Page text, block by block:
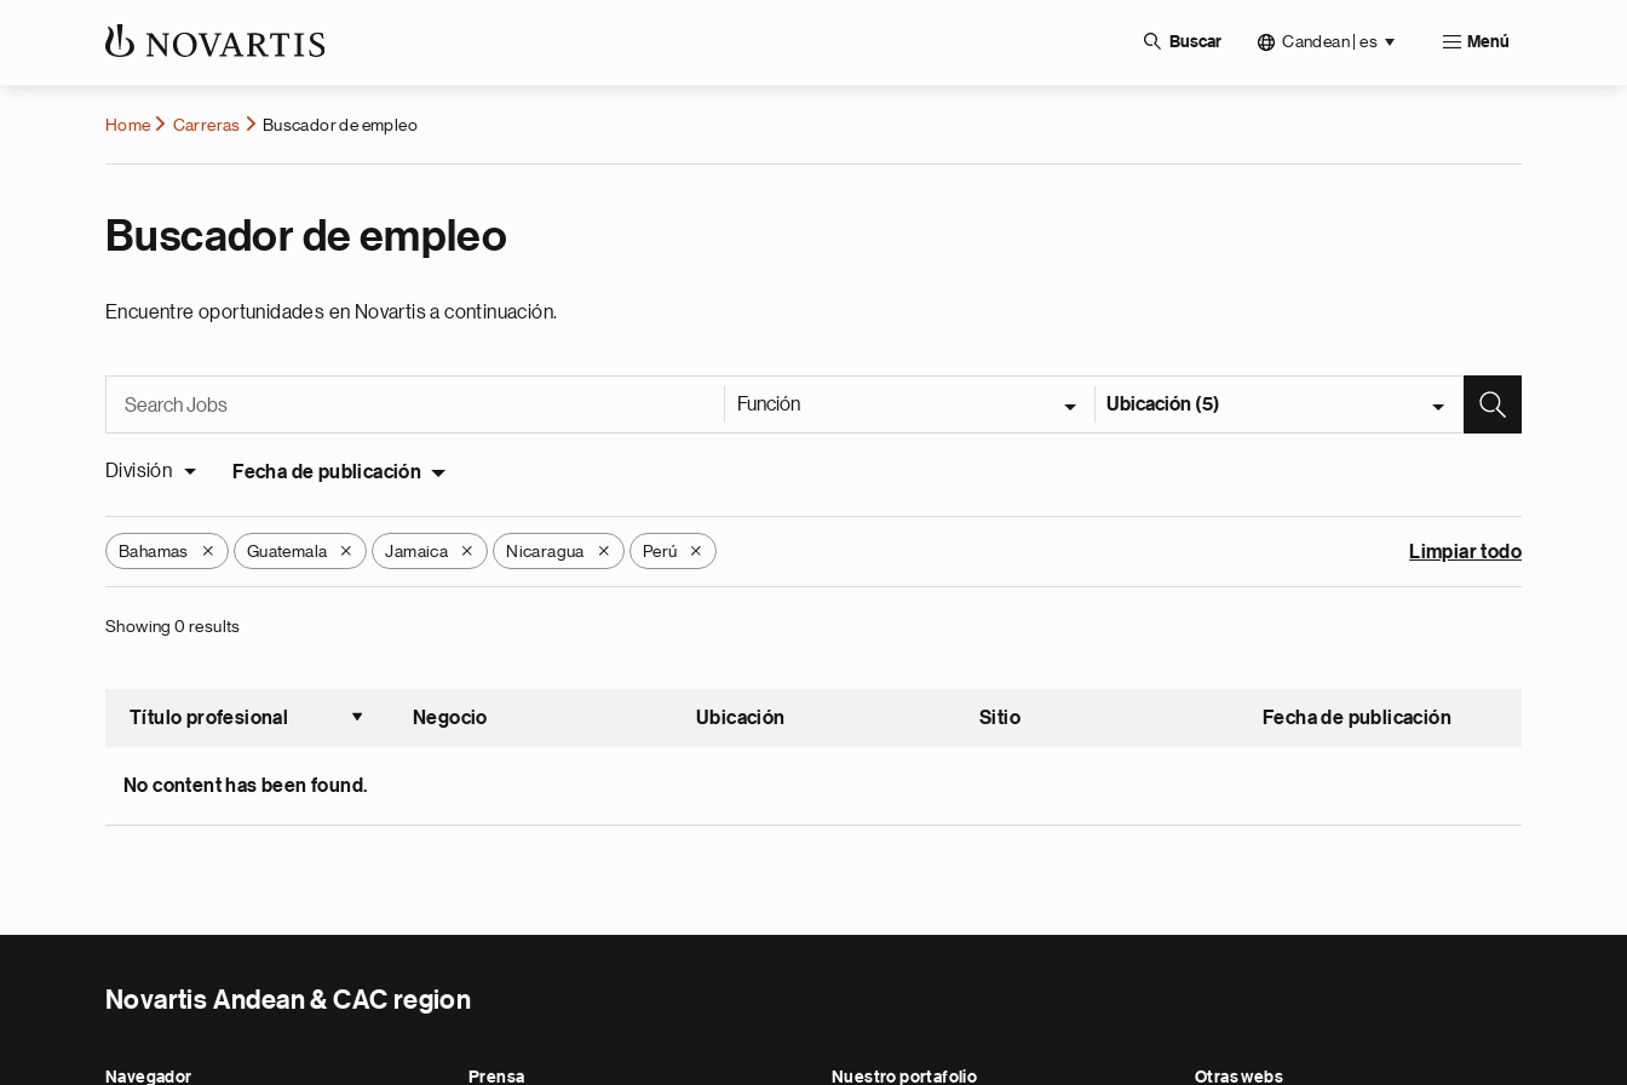
Buscar Candean | es Menú
Home Carreras Buscador de empleo
Buscador de empleo
Encuentre oportunidades en Novartis a continuación.
Función Ubicación (5)
División Fecha de publicación
Bahamas X Guatemala X Jamaica X Nicaragua X Perú X Limpiar todo
Showing 0 results
Título profesional
Ordenar ascendente
Negocio Ubicación Sitio Fecha de publicación
No content has been found.
Novartis Andean & CAC region
Navegador Prensa Nuestro portafolio Otras webs